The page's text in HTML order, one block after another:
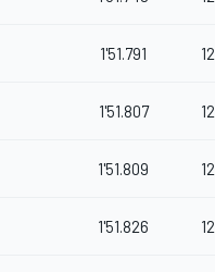
1'51.791
1'51.807
1'51.809
1'51.826